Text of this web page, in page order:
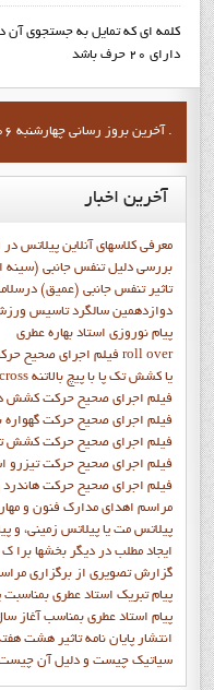
دارای 20 حرف باشد
آخرين بروز رساني چهارشنبه 06 شهریور 1404 3:40:59 ب ظ .
آخرین اخبار
معرفی کلاسهای آنلاین پیلاتس
بررسی دلیل تنفس جانبی (سینه
تاثیر تنفس جانبی (عمیق)
دوازدهمين سالگرد تاسيس
پيام نوروزي استاد بهاره عطري
فيلم اجراي صحيح حرکت roll over
فيلم اجراي صحيح حركت crisscross يا كشش تك پا با پيچ بالاتنه
فيلم اجراي صحيح حرکت كشش
فيلم اجراي صحيح حرکت گهواره با
فيلم اجراي صحيح حرکت کشش
فيلم اجراي صحيح حرکت تيزرو
فيلم اجراي صحيح حرکت هاندرد
مراسم اهدای مدارک فنون و
پیلاتس مت یا پیلاتس زمینی، و
ايجاد مطلب در ديگر بخشها برا ک
گزارش تصويري از برگزاري
پيام تبريک استاد عطري
پيام استاد عطري بمناسب آغاز سال
انتشار پايان نامه تاثیر هشت
سیاتیک چیست و دلیل آن